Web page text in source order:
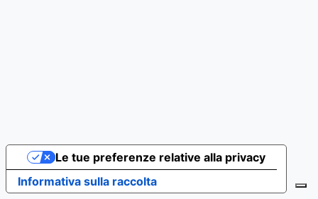
Informativa sulla raccolta
Le tue preferenze relative alla privacy